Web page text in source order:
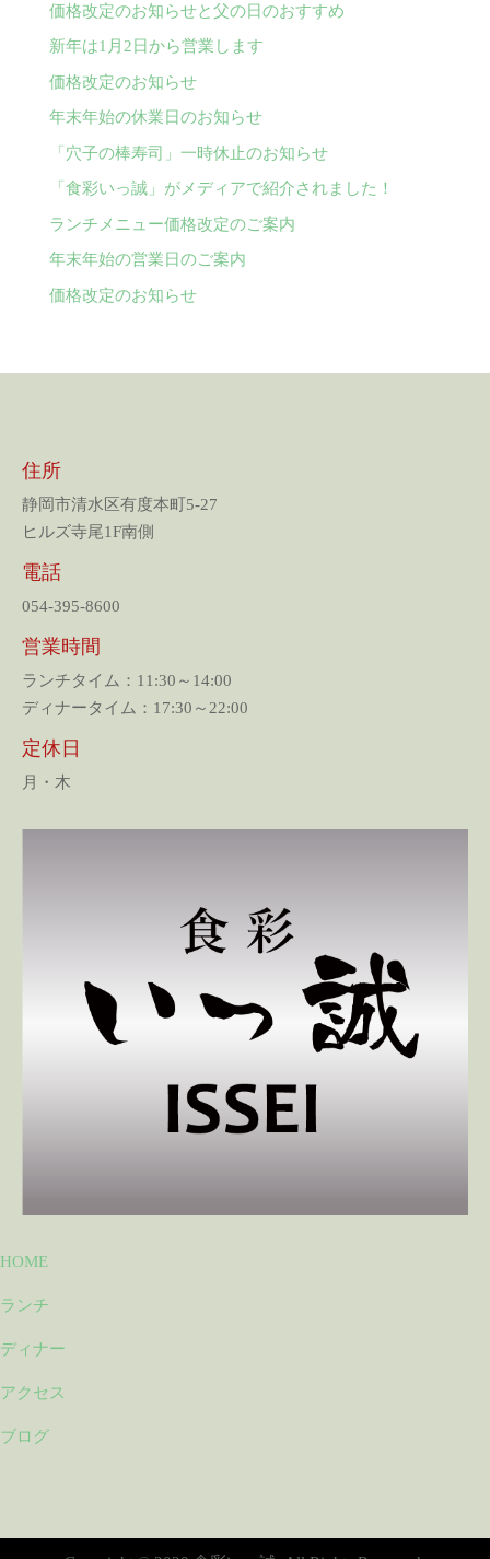
価格改定のお知らせと父の日のおすすめ
新年は1月2日から営業します
価格改定のお知らせ
年末年始の休業日のお知らせ
「穴子の棒寿司」一時休止のお知らせ
「食彩いっ誠」がメディアで紹介されました！
ランチメニュー価格改定のご案内
年末年始の営業日のご案内
価格改定のお知らせ
住所
静岡市清水区有度本町5-27
ヒルズ寺尾1F南側
電話
054-395-8600
営業時間
ランチタイム：11:30～14:00
ディナータイム：17:30～22:00
定休日
月・木
HOME
ランチ
ディナー
アクセス
ブログ